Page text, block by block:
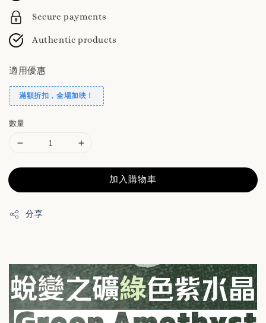
Secure payments
Authentic products
適用優惠
滿額折扣，全場加映！
數量
加入購物車
分享